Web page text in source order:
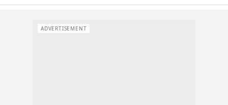
ADVERTISEMENT